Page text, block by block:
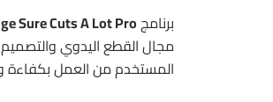
برنامجSure Cuts A Lot Pro
مجال القطع اليدوي والتصميم
المستخدم من العمل بكفاءة